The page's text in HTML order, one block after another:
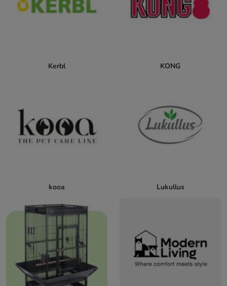
Kerbl KONG
kooa Lukullus